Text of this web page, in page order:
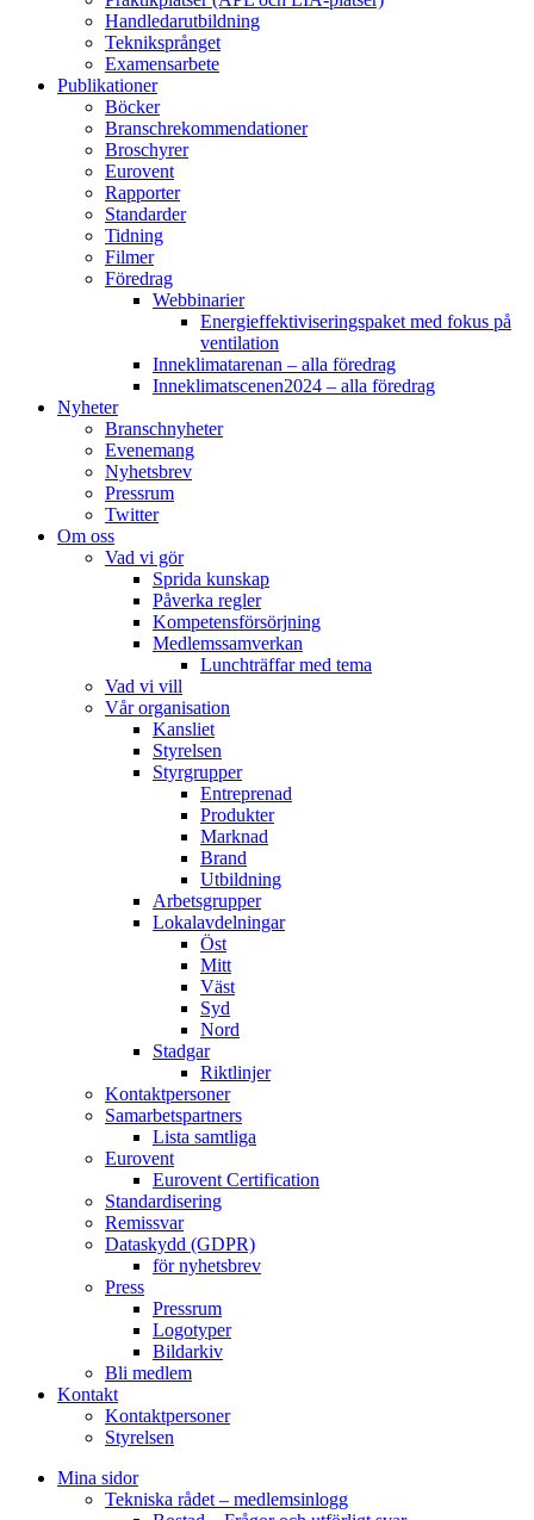
Handledarutbildning
Tekniksprånget
Examensarbete
Publikationer
Böcker
Branschrekommendationer
Broschyrer
Eurovent
Rapporter
Standarder
Tidning
Filmer
Föredrag
Webbinarier
Energieffektiviseringspaket med fokus på
ventilation
Inneklimatarenan – alla föredrag
Inneklimatscenen2024 – alla föredrag
Nyheter
Branschnyheter
Evenemang
Nyhetsbrev
Pressrum
Twitter
Om oss
Vad vi gör
Sprida kunskap
Påverka regler
Kompetensförsörjning
Medlemssamverkan
Lunchträffar med tema
Vad vi vill
Vår organisation
Kansliet
Styrelsen
Styrgrupper
Entreprenad
Produkter
Marknad
Brand
Utbildning
Arbetsgrupper
Lokalavdelningar
Öst
Mitt
Väst
Syd
Nord
Stadgar
Riktlinjer
Kontaktpersoner
Samarbetspartners
Lista samtliga
Eurovent
Eurovent Certification
Standardisering
Remissvar
Dataskydd (GDPR)
för nyhetsbrev
Press
Pressrum
Logotyper
Bildarkiv
Bli medlem
Kontakt
Kontaktpersoner
Styrelsen
Mina sidor
Tekniska rådet – medlemsinlogg